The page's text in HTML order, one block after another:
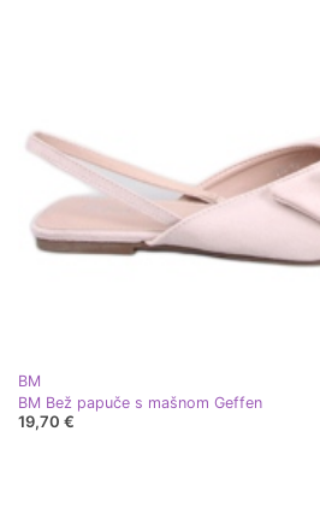
BM
BM Bež papuče s mašnom Geffen
19,70 €